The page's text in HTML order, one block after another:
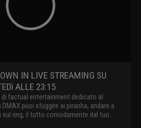
IN LIVE STREAMING SU
ALLE 23:15
di factual entertainment dedicato al
puoi sfuggire ai piranha, andare a
sul ring, il tutto comodamente dal tuo